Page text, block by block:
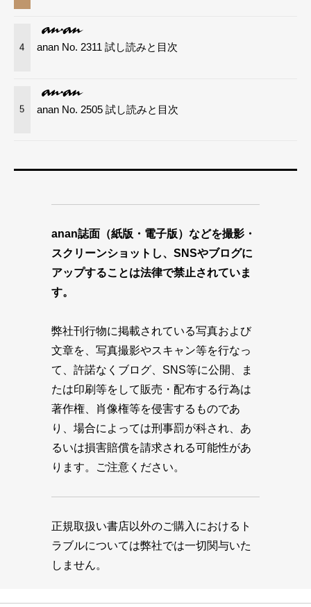
4 anan No. 2311 試し読みと目次
5 anan No. 2505 試し読みと目次
anan誌面（紙版・電子版）などを撮影・
スクリーンショットし、SNSやブログに
アップすることは法律で禁止されていま
す。
弊社刊行物に掲載されている写真および
文章を、写真撮影やスキャン等を行なっ
て、許諾なくブログ、SNS等に公開、ま
たは印刷等をして販売・配布する行為は
著作権、肖像権等を侵害するものであ
り、場合によっては刑事罰が科され、あ
るいは損害賠償を請求される可能性があ
ります。ご注意ください。
正規取扱い書店以外のご購入におけるト
ラブルについては弊社では一切関与いた
しません。